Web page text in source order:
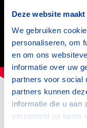
Deze website
We gebruiken
personaliseren, om
en om ons
informatie over uw
partners voor social
partners kunnen
informatie die u aan
verzameld op basis
Bekijk beelden
in 1936: